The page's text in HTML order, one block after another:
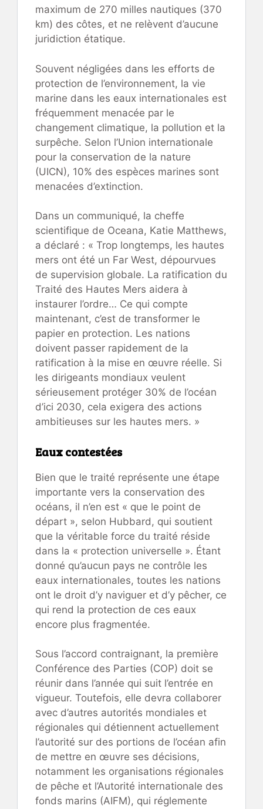
maximum de 270 milles nautiques (370
km) des côtes, et ne relèvent d’aucune
juridiction étatique.
Souvent négligées dans les efforts de
protection de l’environnement, la vie
marine dans les eaux internationales est
fréquemment menacée par le
changement climatique, la pollution et la
surpêche. Selon l’Union internationale
pour la conservation de la nature
(UICN), 10% des espèces marines sont
menacées d’extinction.
Dans un communiqué, la cheffe
scientifique de Oceana, Katie Matthews,
a déclaré : « Trop longtemps, les hautes
mers ont été un Far West, dépourvues
de supervision globale. La ratification du
Traité des Hautes Mers aidera à
instaurer l’ordre… Ce qui compte
maintenant, c’est de transformer le
papier en protection. Les nations
doivent passer rapidement de la
ratification à la mise en œuvre réelle. Si
les dirigeants mondiaux veulent
sérieusement protéger 30% de l’océan
d’ici 2030, cela exigera des actions
ambitieuses sur les hautes mers. »
Eaux contestées
Bien que le traité représente une étape
importante vers la conservation des
océans, il n’en est « que le point de
départ », selon Hubbard, qui soutient
que la véritable force du traité réside
dans la « protection universelle ». Étant
donné qu’aucun pays ne contrôle les
eaux internationales, toutes les nations
ont le droit d’y naviguer et d’y pêcher, ce
qui rend la protection de ces eaux
encore plus fragmentée.
Sous l’accord contraignant, la première
Conférence des Parties (COP) doit se
réunir dans l’année qui suit l’entrée en
vigueur. Toutefois, elle devra collaborer
avec d’autres autorités mondiales et
régionales qui détiennent actuellement
l’autorité sur des portions de l’océan afin
de mettre en œuvre ses décisions,
notamment les organisations régionales
de pêche et l’Autorité internationale des
fonds marins (AIFM), qui réglemente